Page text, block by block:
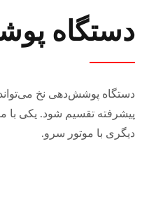
دستگاه
دستگاه پوشش‌دهی نخ
پیشرفته تقسیم شود. یکی با
دیگری با موتور سرو.